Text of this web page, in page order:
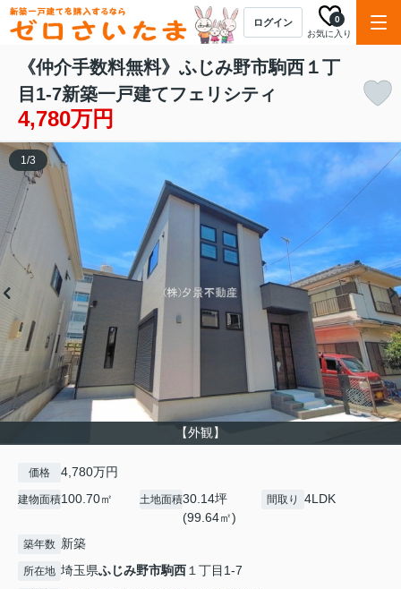
ログイン
お気に入り
0
《仲介手数料無料》ふじみ野市駒西１丁
目1-7新築一戸建てフェリシティ
4,780万円
【外観】
1/3
価格 4,780万円
建物面積100.70㎡ 土地面積30.14坪
(99.64㎡)
間取り 4LDK
築年数 新築
所在地 埼玉県ふじみ野市駒西１丁目1-7